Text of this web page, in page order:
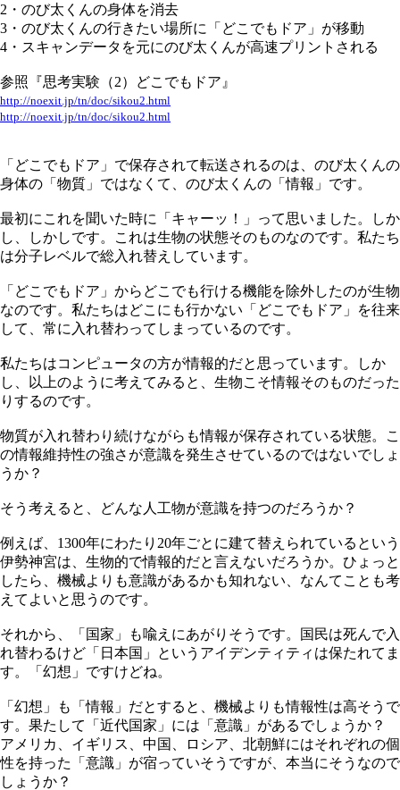
2・のび太くんの身体を消去
3・のび太くんの行きたい場所に「どこでもドア」が移動
4・スキャンデータを元にのび太くんが高速プリントされる
参照『思考実験（2）どこでもドア』
http://noexit.jp/tn/doc/sikou2.html
http://noexit.jp/tn/doc/sikou2.html
「どこでもドア」で保存されて転送されるのは、のび太くんの
身体の「物質」ではなくて、のび太くんの「情報」です。
最初にこれを聞いた時に「キャーッ！」って思いました。しか
し、しかしです。これは生物の状態そのものなのです。私たち
は分子レベルで総入れ替えしています。
「どこでもドア」からどこでも行ける機能を除外したのが生物
なのです。私たちはどこにも行かない「どこでもドア」を往来
して、常に入れ替わってしまっているのです。
私たちはコンピュータの方が情報的だと思っています。しか
し、以上のように考えてみると、生物こそ情報そのものだった
りするのです。
物質が入れ替わり続けながらも情報が保存されている状態。こ
の情報維持性の強さが意識を発生させているのではないでしょ
うか？
そう考えると、どんな人工物が意識を持つのだろうか？
例えば、1300年にわたり20年ごとに建て替えられているという
伊勢神宮は、生物的で情報的だと言えないだろうか。ひょっと
したら、機械よりも意識があるかも知れない、なんてことも考
えてよいと思うのです。
それから、「国家」も喩えにあがりそうです。国民は死んで入
れ替わるけど「日本国」というアイデンティティは保たれてま
す。「幻想」ですけどね。
「幻想」も「情報」だとすると、機械よりも情報性は高そうで
す。果たして「近代国家」には「意識」があるでしょうか？
アメリカ、イギリス、中国、ロシア、北朝鮮にはそれぞれの個
性を持った「意識」が宿っていそうですが、本当にそうなので
しょうか？